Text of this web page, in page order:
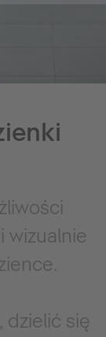
wizualnie
dzielić się